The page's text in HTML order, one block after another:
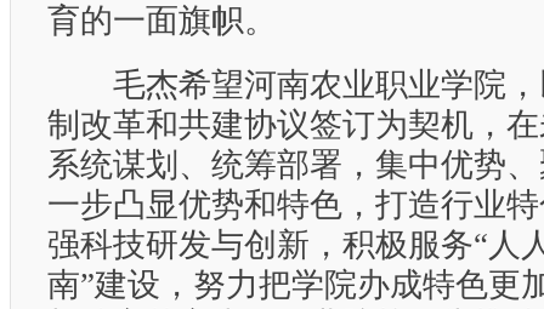
育的一面旗帜。
毛杰希望河南农业职业学院，
制改革和共建协议签订为契机，
系统谋划、统筹部署，集中优势
一步凸显优势和特色，打造行业
强科技研发与创新，积极服务“人
南”建设，努力把学院办成特色更